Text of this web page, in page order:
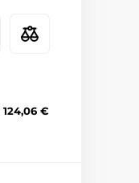
124,06 €